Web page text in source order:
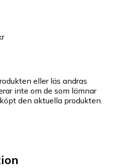
eller läs andras
inte om de som lämnar
den aktuella produkten.